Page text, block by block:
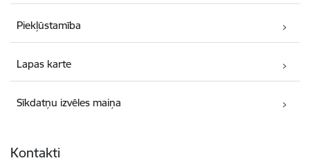
Piekļūstamība
Lapas karte
Sīkdatņu izvēles maiņa
Kontakti